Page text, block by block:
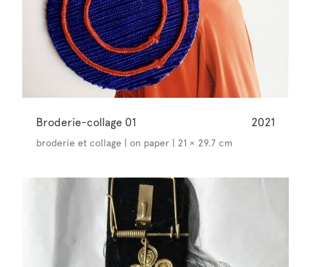
Broderie-collage 01 2021
broderie et collage | on paper | 21 × 29.7 cm